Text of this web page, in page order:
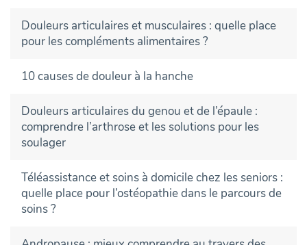
Douleurs articulaires et musculaires : quelle place
pour les compléments alimentaires ?
10 causes de douleur à la hanche
Douleurs articulaires du genou et de l’épaule :
comprendre l’arthrose et les solutions pour les
soulager
Téléassistance et soins à domicile chez les seniors :
quelle place pour l’ostéopathie dans le parcours de
soins ?